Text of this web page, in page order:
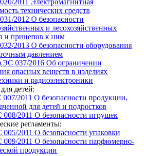
2011 Электромагнитная
технических средств
2012 О безопасности
и лесохозяйственных
и прицепов к ним
2013 О безопасности оборудования
давлением
037/2016 Об ограничении
опасных веществ в изделиях
и радиоэлектроники
детей:
2011 О безопасности продукции,
для детей и подростков
2011 О безопасности игрушек
регламенты:
2011 О безопасности упаковки
2011 О безопасности парфюмерно-
продукции